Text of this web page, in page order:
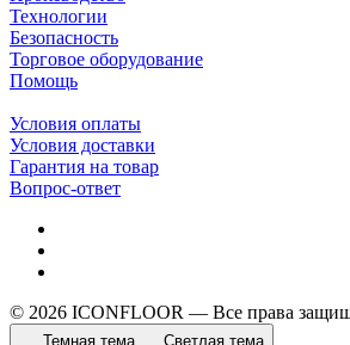
Технологии
Безопасность
Торговое оборудование
Помощь
Условия оплаты
Условия доставки
Гарантия на товар
Вопрос-ответ
© 2026 ICONFLOOR — Все права
Темная тема Светлая тема